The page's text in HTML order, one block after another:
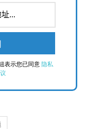
表示您已同意隐私